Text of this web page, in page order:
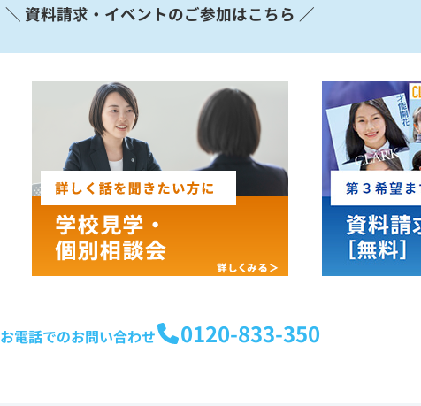
＼ 資料請求・イベントのご参加はこちら ／
お電話でのお問い合わせ 0120-833-350